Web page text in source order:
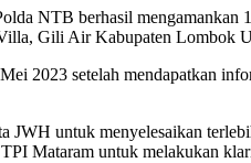
NTB berhasil mengamankan
Gili Air Kabupaten Lombok
2023 setelah mendapatkan
untuk menyelesaikan
Mataram untuk melakukan